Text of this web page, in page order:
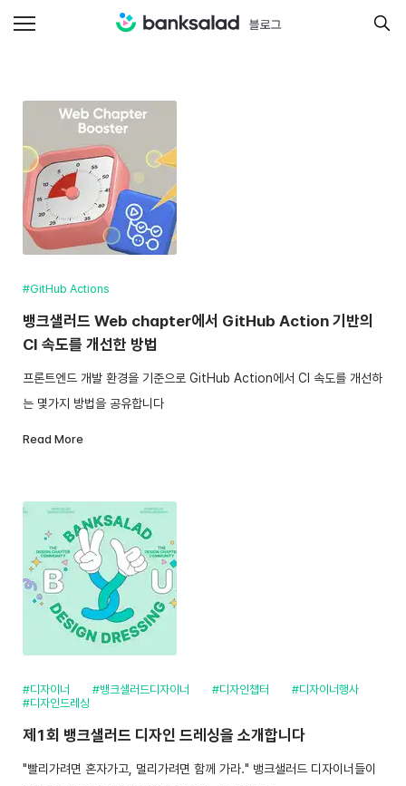
#GitHub Actions
뱅크샐러드 Web chapter에서 GitHub Action 기반의
CI 속도를 개선한 방법
프론트엔드 개발 환경을 기준으로 GitHub Action에서 CI 속도를 개선하
는 몇가지 방법을 공유합니다
Read More
#디자이너 #뱅크샐러드디자이너 #디자인챕터
#디자이너행사
#디자인드레싱
제1회 뱅크샐러드 디자인 드레싱을 소개합니다
"빨리가려면 혼자가고, 멀리가려면 함께 가라." 뱅크샐러드 디자이너들이